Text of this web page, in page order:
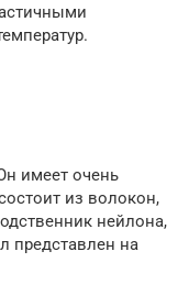
имеет очень
из волокон,
нейлона,
представлен на